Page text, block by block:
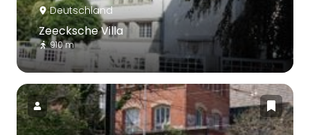
Deutschland
Zeecksche Villa
910 m